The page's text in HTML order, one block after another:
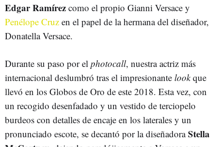
Edgar Ramírez como el propio Gianni Versace y
Penélope Cruz en el papel de la hermana del diseñador,
Donatella Versace.
Durante su paso por el photocall, nuestra actriz más
internacional deslumbró tras el impresionante lookque
llevó en los Globos de Oro de este 2018. Esta vez, con
un recogido desenfadado y un vestido de terciopelo
burdeos con detalles de encaje en los laterales y un
pronunciado escote, se decantó por la diseñadoraStella